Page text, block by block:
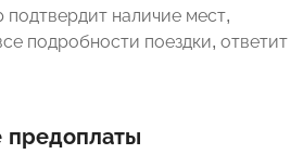
подтвердит наличие мест,
подробности поездки, ответит
предоплаты